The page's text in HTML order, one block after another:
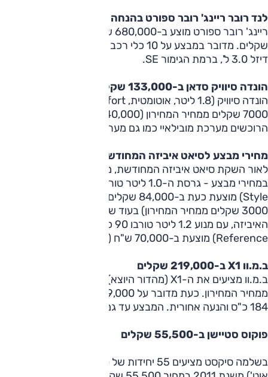
לנד רובר ריינג' רובר ספורט בהנחה של 100,000 שקלים
שקלים. מדובר במבצע על 10 כלי רכב שנשארו במלאי, מגרסת
דיזל 3.0 ל', ברמת הגימור SE.
הונדה סיוויק סדאן ב-133,000 שקלים
הרוכשים מערכת מובילאיי כמו גם מערכת מולטימדיה, במתנה.
מחירי מבצע לסיאט איביזה המחודשת
לאור השקת סיאט איביזה המחודשת, מוצעות שתי גרסאות
Style) מוצעת כעת ב-84,000 שקלים (מחיר המגלם הנחה של
3000 שקלים ממחיר המחירון) בעוד שגרסת הבסיס של
Reference) מוצעת ב-70,000 ש"ח (במקום 76,000 ש"ח).
ב.מ.וו X1 ב-219,000 שקלים
184 כ"ס והנעה אחורית. המבצע עד גמר המלאי.
פוקוס סטיישן ב-55,500 שקלים